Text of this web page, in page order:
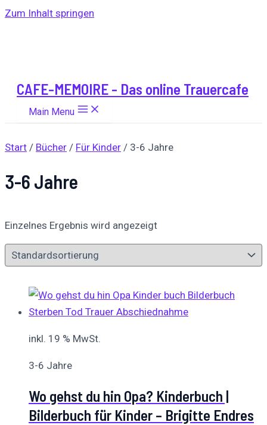
Zum Inhalt springen
CAFE-MEMOIRE - Das online Trauercafe
Main Menu
Start / Bücher / Für Kinder / 3-6 Jahre
3-6 Jahre
Einzelnes Ergebnis wird angezeigt
inkl. 19 % MwSt.
3-6 Jahre
Wo gehst du hin Opa? Kinderbuch |
Bilderbuch für Kinder – Brigitte Endres